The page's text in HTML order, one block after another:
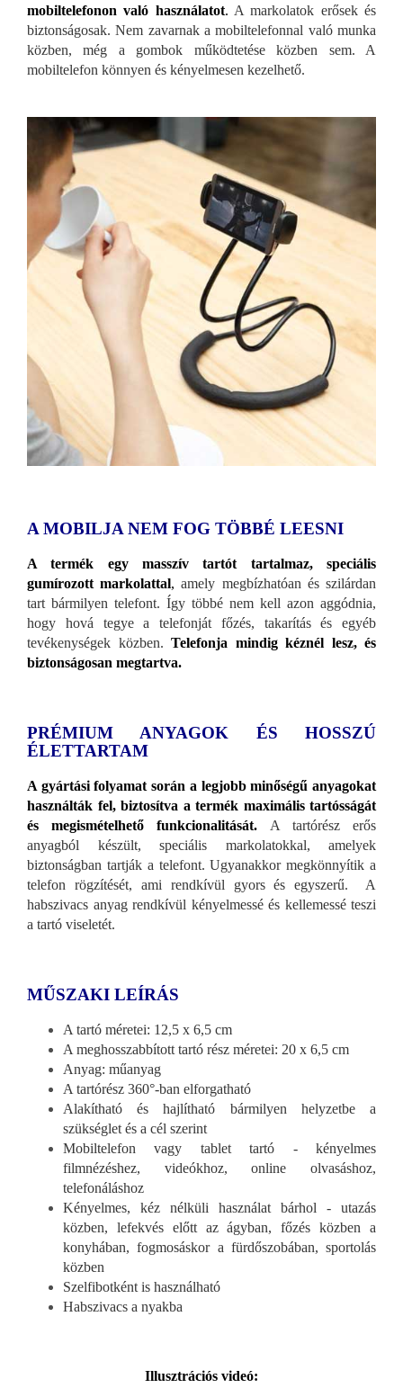
mobiltelefonon való használatot. A markolatok erősek és
biztonságosak. Nem zavarnak a mobiltelefonnal való munka
közben, még a gombok működtetése közben sem. A
mobiltelefon könnyen és kényelmesen kezelhető.
A MOBILJA NEM FOG TÖBBÉ LEESNI
A termék egy masszív tartót tartalmaz, speciális
gumírozott markolattal, amely megbízhatóan és szilárdan
tart bármilyen telefont. Így többé nem kell azon aggódnia,
hogy hová tegye a telefonját főzés, takarítás és egyéb
tevékenységek közben. Telefonja mindig kéznél lesz, és
biztonságosan megtartva.
PRÉMIUM ANYAGOK ÉS HOSSZÚ
ÉLETTARTAM
A gyártási folyamat során a legjobb minőségű anyagokat
használták fel, biztosítva a termék maximális tartósságát
és megismételhető funkcionalitását. A tartórész erős
anyagból készült, speciális markolatokkal, amelyek
biztonságban tartják a telefont. Ugyanakkor megkönnyítik a
telefon rögzítését, ami rendkívül gyors és egyszerű. A
habszivacs anyag rendkívül kényelmessé és kellemessé teszi
a tartó viseletét.
MŰSZAKI LEÍRÁS
A tartó méretei: 12,5 x 6,5 cm
A meghosszabbított tartó rész méretei: 20 x 6,5 cm
Anyag: műanyag
A tartórész 360°-ban elforgatható
Alakítható és hajlítható bármilyen helyzetbe a
szükséglet és a cél szerint
Mobiltelefon vagy tablet tartó - kényelmes
filmnézéshez, videókhoz, online olvasáshoz,
telefonáláshoz
Kényelmes, kéz nélküli használat bárhol - utazás
közben, lefekvés előtt az ágyban, főzés közben a
konyhában, fogmosáskor a fürdőszobában, sportolás
közben
Szelfibotként is használható
Habszivacs a nyakba
Illusztrációs videó: